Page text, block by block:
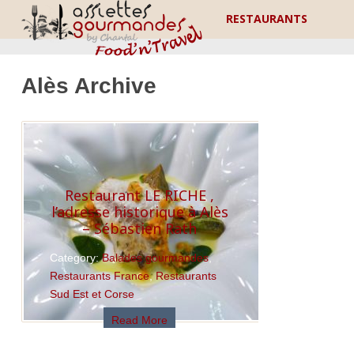
RESTAURANTS
Alès Archive
Restaurant LE RICHE ,
l’adresse historique à Alès
– Sébastien Rath
Category:Balades gourmandes,
Restaurants France,Restaurants
Sud Est et Corse
Read More